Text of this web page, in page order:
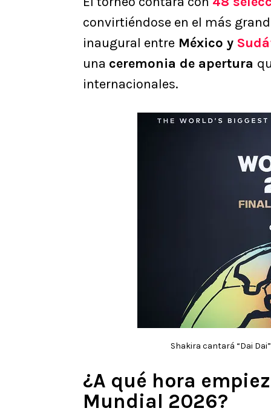
convirtiéndose en el más
inaugural entre México y
una ceremonia de apertura
internacionales.
Shakira cantará “Dai
¿A qué hora
Mundial 2026?